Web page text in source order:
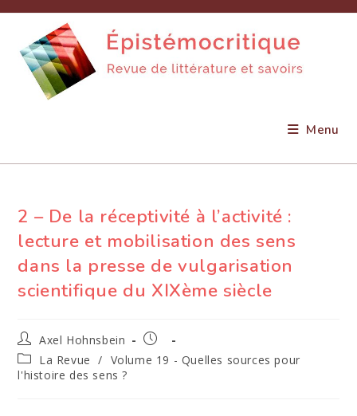
content
Menu
2 – De la réceptivité à l’activité :
lecture et mobilisation des sens
dans la presse de vulgarisation
scientifique du XIXème siècle
Auteur/autrice
de
la
publication :
Axel Hohnsbein
Publication
publiée :
Post
category:
La Revue / Volume 19 - Quelles sources pour
l'histoire des sens ?